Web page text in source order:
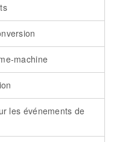
machine
les événements de